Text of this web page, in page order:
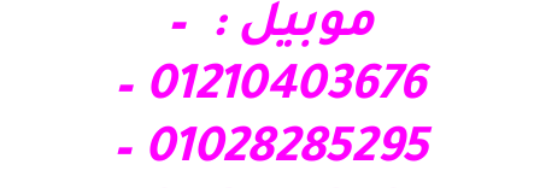
موبيل : –
01210403676 –
01028285295 –